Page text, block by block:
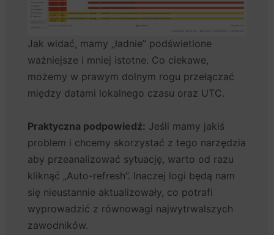
Jak widać, mamy „ładnie” podświetlone
ważniejsze i mniej istotne. Co ciekawe,
możemy w prawym dolnym rogu przełączać
między datami lokalnego czasu oraz UTC.
Praktyczna podpowiedź: Jeśli mamy jakiś
problem i chcemy skorzystać z tego narzędzia
aby przeanalizować sytuację, warto od razu
kliknąć „Auto-refresh”. Inaczej logi będą nam
się nieustannie aktualizowały, co potrafi
wyprowadzić z równowagi najwytrwalszych
zawodników.